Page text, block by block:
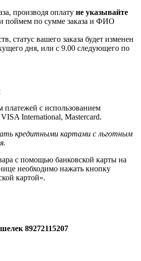
производя оплату не указывайте
поймем по сумме заказа и ФИО
статус вашего заказа будет изменен
дня, или с 9.00 следующего по
платежей с использованием
International, Мastercard.
кредитными картами с льготным
с помощью банковской карты на
необходимо нажать кнопку
картой».
89272115207